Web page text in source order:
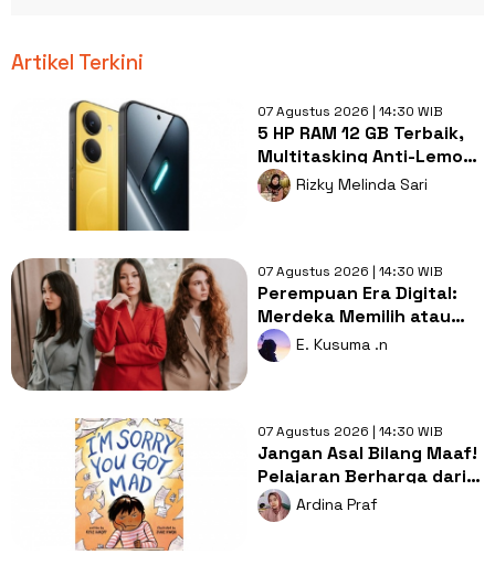
Artikel Terkini
07 Agustus 2026 | 14:30 WIB
5 HP RAM 12 GB Terbaik,
Multitasking Anti-Lemot
Cocok untuk Content
Creator
Rizky Melinda Sari
07 Agustus 2026 | 14:30 WIB
Perempuan Era Digital:
Merdeka Memilih atau
Masih Terbebani Standar
Medsos?
E. Kusuma .n
07 Agustus 2026 | 14:30 WIB
Jangan Asal Bilang Maaf!
Pelajaran Berharga dari
"I'm Sorry You Got Mad"
Ardina Praf